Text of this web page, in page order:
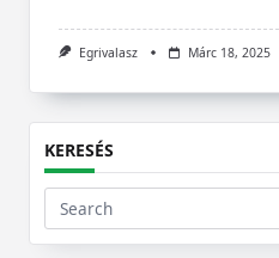
Egrivalasz Márc 18, 2025
KERESÉS
Search
for: